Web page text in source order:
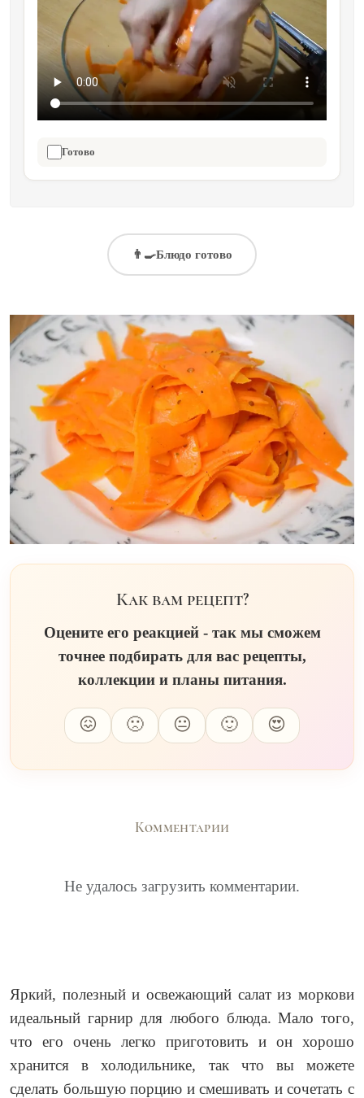
Готово
👨‍🍳Блюдо готово
Как вам рецепт?
Оцените его реакцией - так мы сможем
точнее подбирать для вас рецепты,
коллекции и планы питания.
😖 🙁 😐 🙂 😍
Комментарии
Не удалось загрузить комментарии.
Яркий, полезный и освежающий салат из моркови
идеальный гарнир для любого блюда. Мало того,
что его очень легко приготовить и он хорошо
хранится в холодильнике, так что вы можете
сделать большую порцию и смешивать и сочетать с